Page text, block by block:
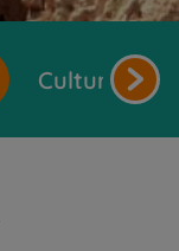
Cultures et